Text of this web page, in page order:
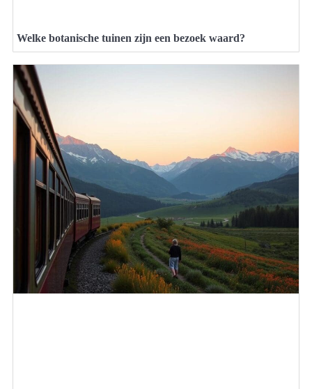
Welke botanische tuinen zijn een bezoek waard?